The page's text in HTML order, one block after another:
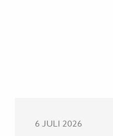
6 JULI 2026